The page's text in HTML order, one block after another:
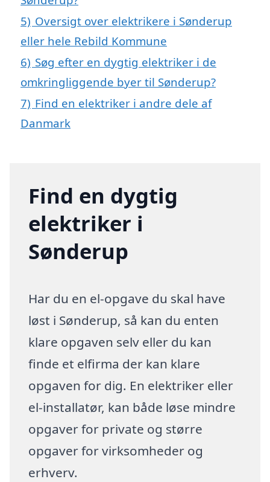
5) Oversigt over elektrikere i Sønderup
eller hele Rebild Kommune
6) Søg efter en dygtig elektriker i de
omkringliggende byer til Sønderup?
7) Find en elektriker i andre dele af
Danmark
Find en dygtig
elektriker i
Sønderup
Har du en el-opgave du skal have
løst i Sønderup, så kan du enten
klare opgaven selv eller du kan
finde et elfirma der kan klare
opgaven for dig. En elektriker eller
el-installatør, kan både løse mindre
opgaver for private og større
opgaver for virksomheder og
erhverv.